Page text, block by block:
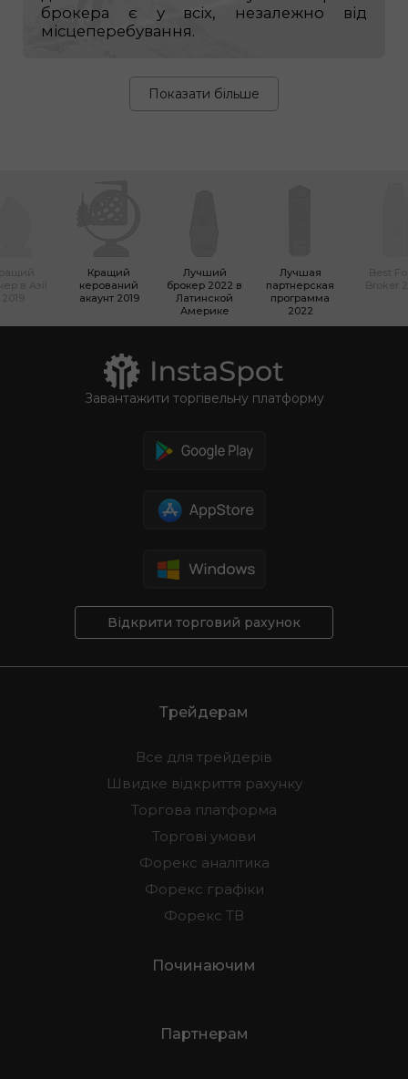
брокера є у всіх, незалежно від
місцеперебування.
Показати більше
Кращий
керований
акаунт 2019
Лучший
брокер 2022 в
Латинской
Америке
Лучшая
партнерская
программа
2022
Завантажити торгівельну платформу
Відкрити торговий рахунок
Трейдерам
Все для трейдерів
Швидке відкриття рахунку
Торгова платформа
Торгові умови
Форекс аналітика
Форекс графіки
Форекс ТВ
Починаючим
Партнерам